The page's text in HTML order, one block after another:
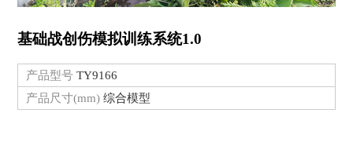
基础战创伤模拟训练系统1.0
产品型号TY9166
产品尺寸(mm)综合模型